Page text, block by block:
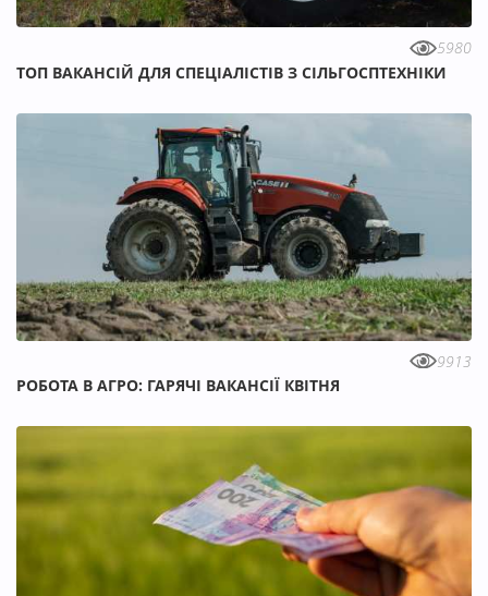
5980
ТОП ВАКАНСІЙ ДЛЯ СПЕЦІАЛІСТІВ З СІЛЬГОСПТЕХНІКИ
9913
РОБОТА В АГРО: ГАРЯЧІ ВАКАНСІЇ КВІТНЯ